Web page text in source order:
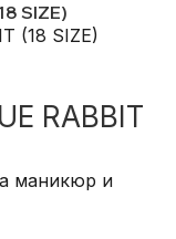
SIZE)
RABBIT
маникюр и